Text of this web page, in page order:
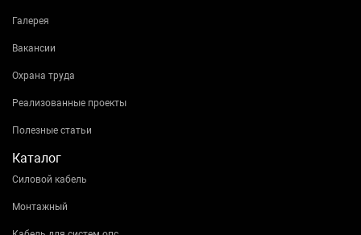
Галерея
Вакансии
Охрана труда
Реализованные проекты
Полезные статьи
Каталог
Силовой кабель
Монтажный